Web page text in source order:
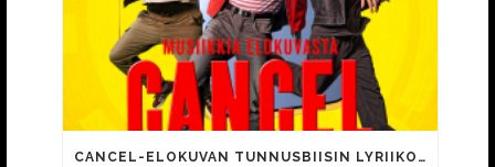
CANCEL-ELOKUVAN TUNNUSBIISIN LYRIIKOISSA TUTTUJA MEEMIHOKEMIA YOUTUBE-VIDEOILTA!